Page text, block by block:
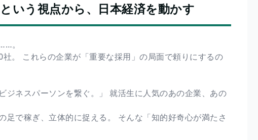
いう視点から、日本経済を動かす
。
。 これらの企業が「重要な採用」の局面で頼りにするの
ジネスパーソンを繋ぐ。」 就活生に人気のあの企業、あの
足で稼ぎ、立体的に捉える。 そんな「知的好奇心が満たさ